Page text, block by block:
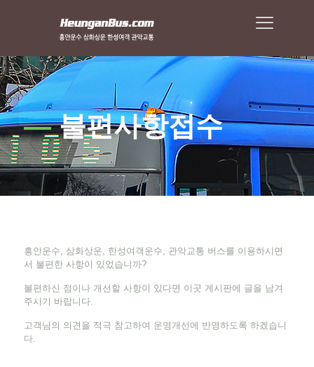
—불편사항접수
흥안운수, 삼화상운, 한성여객운수, 관악교통 버스를 이용하시면
서 불편한 사항이 있었습니까?
불편하신 점이나 개선할 사항이 있다면 이곳 게시판에 글을 남겨
주시기 바랍니다.
고객님의 의견을 적극 참고하여 운영개선에 반영하도록 하겠습니
다.